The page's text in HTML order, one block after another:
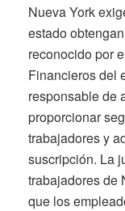
Nueva York
estado
reconocido por
Financieros del
responsable de
proporcionar
trabajadores y
suscripción. La
trabajadores de
que los